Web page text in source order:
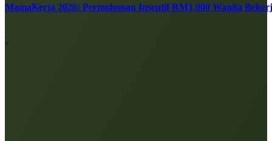
MamaKerja 2026: Permohonan Insentif RM1,000 Wanita